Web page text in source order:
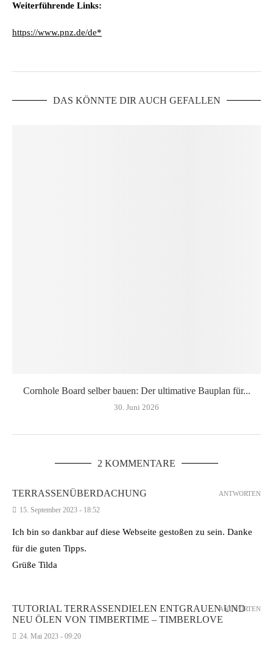
Weiterführende Links:
https://www.pnz.de/de*
DAS KÖNNTE DIR AUCH GEFALLEN
Cornhole Board selber bauen: Der ultimative Bauplan für...
30. Juni 2026
2 KOMMENTARE
TERRASSENÜBERDACHUNG
15. September 2023 - 18:52
Ich bin so dankbar auf diese Webseite gestoßen zu sein. Danke
für die guten Tipps.
Grüße Tilda
ANTWORTEN
TUTORIAL TERRASSENDIELEN ENTGRAUEN UND
NEU ÖLEN VON TIMBERTIME – TIMBERLOVE
24. Mai 2023 - 09:20
ANTWORTEN